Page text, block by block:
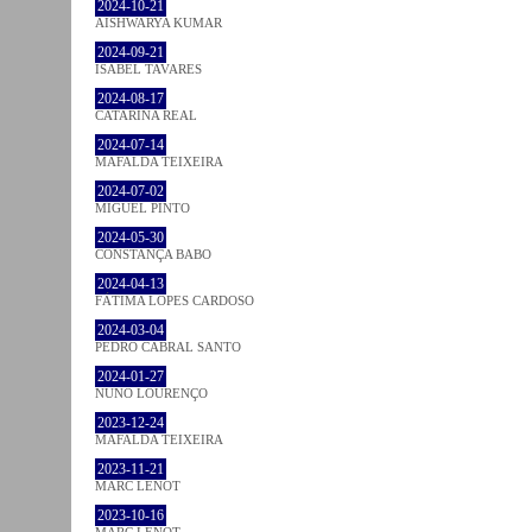
2024-10-21
AISHWARYA KUMAR
2024-09-21
ISABEL TAVARES
2024-08-17
CATARINA REAL
2024-07-14
MAFALDA TEIXEIRA
2024-07-02
MIGUEL PINTO
2024-05-30
CONSTANÇA BABO
2024-04-13
FÁTIMA LOPES CARDOSO
2024-03-04
PEDRO CABRAL SANTO
2024-01-27
NUNO LOURENÇO
2023-12-24
MAFALDA TEIXEIRA
2023-11-21
MARC LENOT
2023-10-16